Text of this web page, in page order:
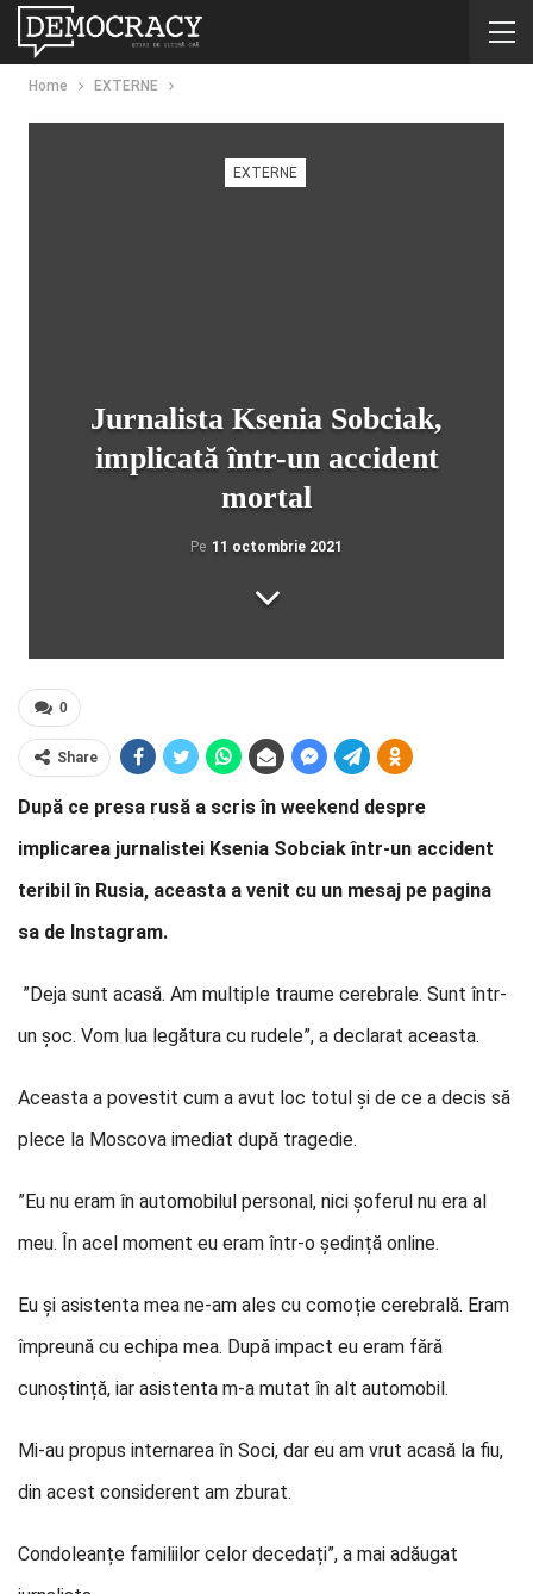
Home EXTERNE
EXTERNE
Jurnalista Ksenia Sobciak,
implicată într-un accident
mortal
Pe 11 octombrie 2021
0
Share
După ce presa rusă a scris în weekend despre
implicarea jurnalistei Ksenia Sobciak într-un accident
teribil în Rusia, aceasta a venit cu un mesaj pe pagina
sa de Instagram.
”Deja sunt acasă. Am multiple traume cerebrale. Sunt într-
un șoc. Vom lua legătura cu rudele”, a declarat aceasta.
Aceasta a povestit cum a avut loc totul și de ce a decis să
plece la Moscova imediat după tragedie.
”Eu nu eram în automobilul personal, nici șoferul nu era al
meu. În acel moment eu eram într-o ședință online.
Eu și asistenta mea ne-am ales cu comoție cerebrală. Eram
împreună cu echipa mea. După impact eu eram fără
cunoștință, iar asistenta m-a mutat în alt automobil.
Mi-au propus internarea în Soci, dar eu am vrut acasă la fiu,
din acest considerent am zburat.
Condoleanțe familiilor celor decedați”, a mai adăugat